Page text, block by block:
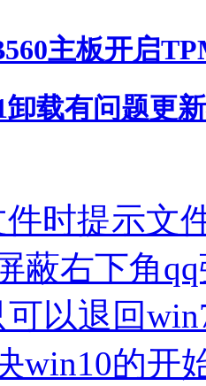
主板开启
卸载有问题更
时提示文
蔽右下角
以退回
win10的开